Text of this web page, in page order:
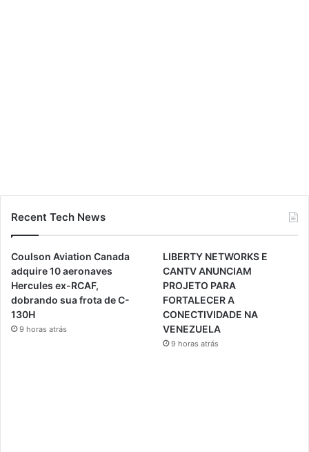
Recent Tech News
Coulson Aviation Canada
adquire 10 aeronaves
Hercules ex-RCAF,
dobrando sua frota de C-
130H
9 horas atrás
LIBERTY NETWORKS E
CANTV ANUNCIAM
PROJETO PARA
FORTALECER A
CONECTIVIDADE NA
VENEZUELA
9 horas atrás